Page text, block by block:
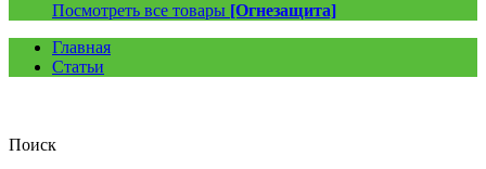
Посмотреть все товары [Огнезащита]
Главная
Статьи
Поиск